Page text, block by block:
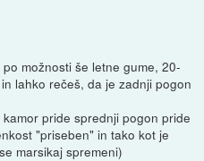
možnosti še letne gume, 20-
lahko rečeš, da je zadnji pogon
pride sprednji pogon pride
"priseben" in tako kot je
marsikaj spremeni)